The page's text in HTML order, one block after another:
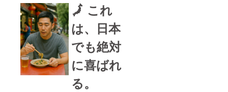
🗾 これ
は、日本
でも絶対
に喜ばれ
る。